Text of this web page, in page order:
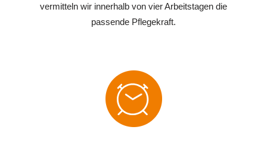
vermitteln wir innerhalb von vier Arbeitstagen die
passende Pflegekraft.